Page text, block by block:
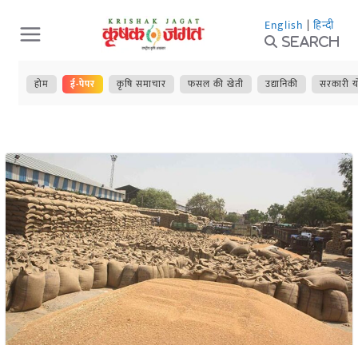
Skip
to
content
English | हिन्दी
Search
होम ई-पेपर कृषि समाचार फसल की खेती उद्यानिकी सरकारी